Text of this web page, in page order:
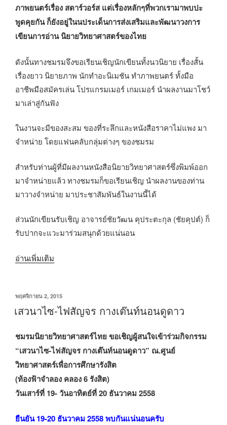
ภาพยนตร์เรื่อง สตาร์วอร์ส แต่เรื่องหลักๆที่พวกเรามาพบปะ
พูดคุยกัน ก็ยังอยู่ในนประเด็นการส่งเสริมและพัฒนาวงการ
เขียนการอ่าน นิยายวิทยาศาสตร์ของไทย
ดังนั้นทางชมรมจึงขอเรียนเชิญนักเขียนทั้งนวนิยาย เรื่องสั้น
เรื่องยาว นิยายภาพ นักทำอะนิเมชัน ทำภาพยนตร์ ทั้งมือ
อาชีพมือสมัครเล่น โปรแกรมเมอร์ เกมเมอร์ นำผลงานมาโชว์
มาเล่าสู่กันฟัง
ในงานจะมีของสะสม ของที่ระลึกและหนังสือราคาไม่แพง มา
จำหน่าย โดยแฟนคลับกลุ่มต่างๆ ของชมรม
สำหรับท่านผู้ที่มีผลงานหนังสือนิยายวิทยาศาสตร์ซึ่งพิมพ์ออก
มาจำหน่ายแล้ว ทางชมรมก็ขอเรียนเชิญ นำผลงานของท่าน
มาวางจำหน่าย มาประชาสัมพันธ์ในงานนี้ได้
ส่วนนักเขียนรับเชิญ อาจารย์ชัยวัฒน คุประตะกุล (ชัยคุปต์) ก็
รับปากจะแวะมาร่วมสนุกด้วยแน่นอน
อ่านเพิ่มเติม
2017
:
ส
ตาร์
วอร์ส”
เขียน
ที่
พฤศจิกายน 2, 2015
เสวนาไซ-ไฟสัญจร กางเต๊นท์นอนดูดาว
ชมรมนิยายวิทยาศาสตร์ไทย ขอเชิญผู้สนใจเข้าร่วมกิจกรรม
“เสวนาไซ-ไฟสัญจร กางเต๊นท์นอนดูดาว” ณ.ศูนย์
วิทยาศาสตร์เพื่อการศึกษารังสิต
(ท้องฟ้าจำลอง คลอง 6 รังสิต)
วันเสาร์ที่ 19- วันอาทิตย์ที่ 20 ธันวาคม 2558
ยืนยัน 19-20 ธันวาคม 2558 พบกันแน่นอนครับ